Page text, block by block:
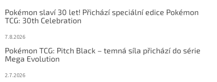
Pokémon slaví 30 let! Přichází speciální edice Pokémon
TCG: 30th Celebration
7.8.2026
Pokémon TCG: Pitch Black – temná síla přichází do série
Mega Evolution
2.7.2026